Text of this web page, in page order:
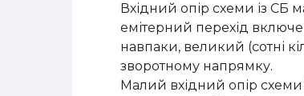
Вхідний опір схеми із СБ
емітерний перехід
навпаки, великий (сотні
зворотному напрямку.
Малий вхідний опір схеми